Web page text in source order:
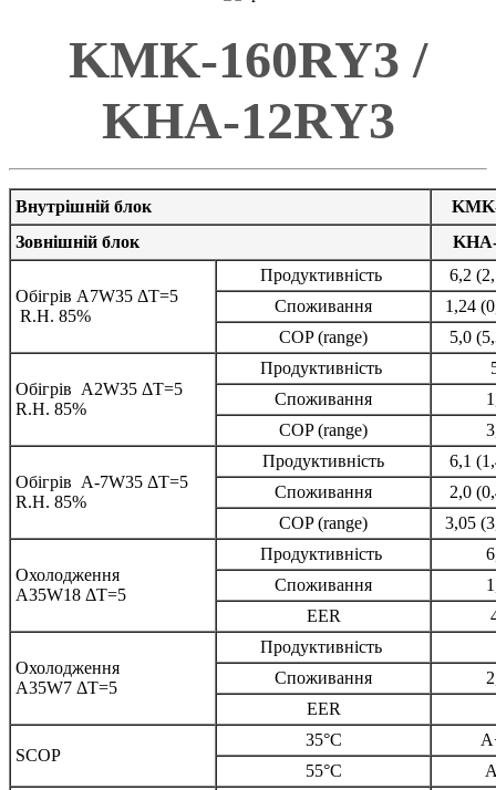
KMK-160RY3 /
KHA-12RY3
Внутрішній блок
Зовнішній блок
Обігрів A7W35 ΔT=5
R.H. 85%
Продуктивність
6,2
Споживання
1,24
COP (range)
5,0
Обігрів A2W35 ΔT=5
R.H. 85%
Продуктивність
Споживання
COP (range)
Обігрів A-7W35 ΔT=5
R.H. 85%
Продуктивність
6,1
Споживання
2,0
COP (range)
3,05
Охолодження
A35W18 ΔT=5
Продуктивність
Споживання
EER
Охолодження
A35W7 ΔT=5
Продуктивність
Споживання
EER
SCOP
35°C
55°C